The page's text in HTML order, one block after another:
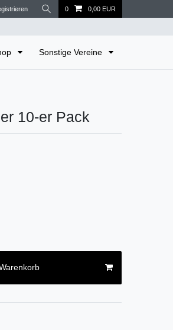
0 0,00 EUR
Sonstige Vereine
10-er Pack